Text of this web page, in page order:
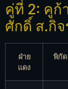
คู่ที่ 2: คูก้
ศักดิ์ ส.กิจ
ฝ่าย
แดง
พิกัด